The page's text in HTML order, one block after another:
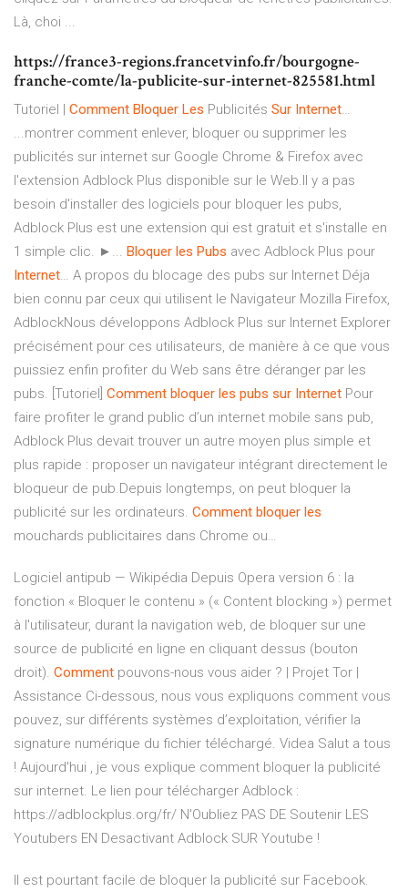
Là, choi ...
https://france3-regions.francetvinfo.fr/bourgogne-
franche-comte/la-publicite-sur-internet-825581.html
Tutoriel | Comment Bloquer Les Publicités Sur Internet…
...montrer comment enlever, bloquer ou supprimer les
publicités sur internet sur Google Chrome & Firefox avec
l'extension Adblock Plus disponible sur le Web.Il y a pas
besoin d'installer des logiciels pour bloquer les pubs,
Adblock Plus est une extension qui est gratuit et s'installe en
1 simple clic. ►... Bloquer les Pubs avec Adblock Plus pour
Internet… A propos du blocage des pubs sur Internet Déja
bien connu par ceux qui utilisent le Navigateur Mozilla Firefox,
AdblockNous développons Adblock Plus sur Internet Explorer
précisément pour ces utilisateurs, de manière à ce que vous
puissiez enfin profiter du Web sans être déranger par les
pubs. [Tutoriel] Comment bloquer les pubs sur Internet Pour
faire profiter le grand public d’un internet mobile sans pub,
Adblock Plus devait trouver un autre moyen plus simple et
plus rapide : proposer un navigateur intégrant directement le
bloqueur de pub.Depuis longtemps, on peut bloquer la
publicité sur les ordinateurs. Comment bloquer les
mouchards publicitaires dans Chrome ou…
Logiciel antipub — Wikipédia Depuis Opera version 6 : la
fonction « Bloquer le contenu » (« Content blocking ») permet
à l'utilisateur, durant la navigation web, de bloquer sur une
source de publicité en ligne en cliquant dessus (bouton
droit). Comment pouvons-nous vous aider ? | Projet Tor |
Assistance Ci-dessous, nous vous expliquons comment vous
pouvez, sur différents systèmes d’exploitation, vérifier la
signature numérique du fichier téléchargé. Videa Salut a tous
! Aujourd'hui , je vous explique comment bloquer la publicité
sur internet. Le lien pour télécharger Adblock :
https://adblockplus.org/fr/ N'Oubliez PAS DE Soutenir LES
Youtubers EN Desactivant Adblock SUR Youtube !
Il est pourtant facile de bloquer la publicité sur Facebook.